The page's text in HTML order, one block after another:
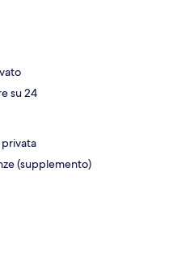
su 24
privata
(supplemento)